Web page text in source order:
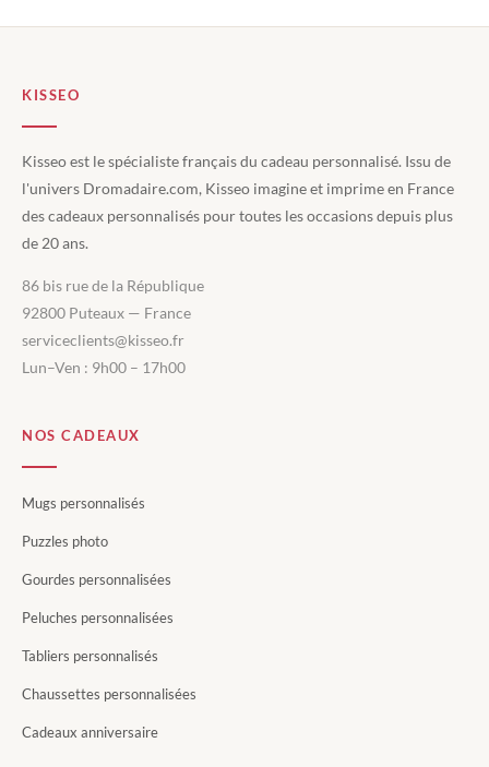
KISSEO
Kisseo est le spécialiste français du cadeau personnalisé. Issu de
l'univers Dromadaire.com, Kisseo imagine et imprime en France
des cadeaux personnalisés pour toutes les occasions depuis plus
de 20 ans.
86 bis rue de la République
92800 Puteaux — France
serviceclients@kisseo.fr
Lun–Ven : 9h00 – 17h00
NOS CADEAUX
Mugs personnalisés
Puzzles photo
Gourdes personnalisées
Peluches personnalisées
Tabliers personnalisés
Chaussettes personnalisées
Cadeaux anniversaire